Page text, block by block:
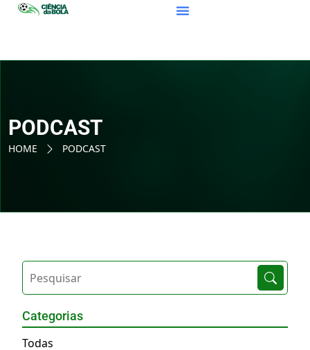
PODCAST
HOME PODCAST
Categorias
Todas